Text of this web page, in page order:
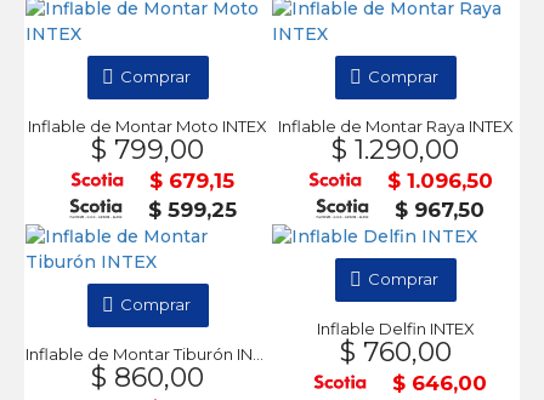
Inflable de Montar Moto INTEX
$ 799,00
$ 679,15
$ 599,25
Comprar
Inflable de Montar Raya INTEX
$ 1.290,00
$ 1.096,50
$ 967,50
Comprar
$ 860,00
Comprar
Inflable Delfin INTEX
$ 760,00
$ 646,00
Comprar